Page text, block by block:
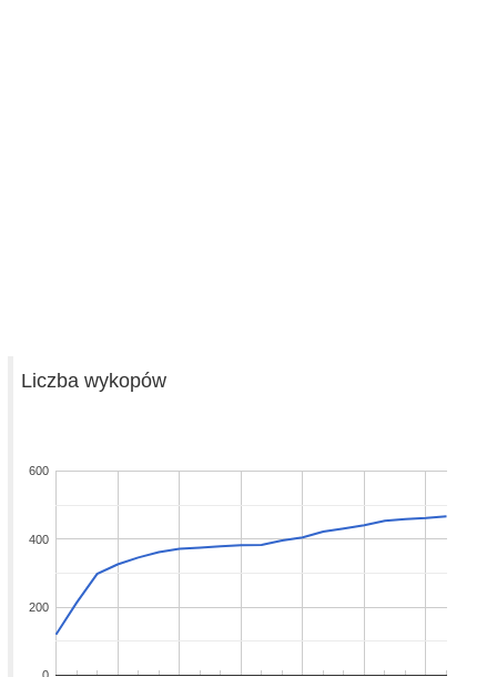
Liczba wykopów
200
400
600